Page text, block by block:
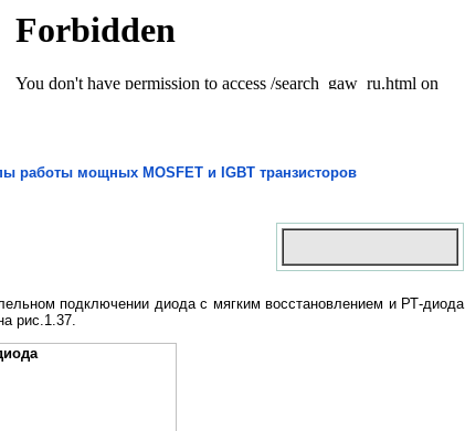
работы мощных MOSFET и IGBT транзисторов
подключении диода с мягким восстановлением и РТ-диода
рис.1.37.